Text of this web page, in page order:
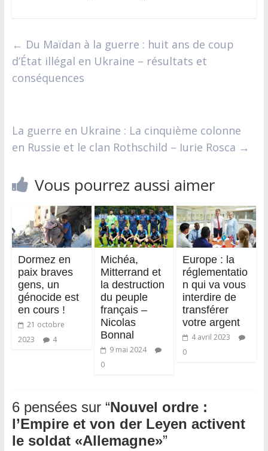
← Du Maïdan à la guerre : huit ans de coup
d’État illégal en Ukraine – résultats et
conséquences
La guerre en Ukraine : La cinquième colonne
en Russie et le clan Rothschild – Iurie Rosca →
Vous pourrez aussi aimer
Dormez en
paix braves
gens, un
génocide est
en cours !
21 octobre
2023
4
Michéa,
Mitterrand et
la destruction
du peuple
français –
Nicolas
Bonnal
9 mai 2024
0
Europe : la
réglementatio
n qui va vous
interdire de
transférer
votre argent
4 avril 2023
0
6 pensées sur “Nouvel ordre :
l’Empire et von der Leyen activent
le soldat «Allemagne»”